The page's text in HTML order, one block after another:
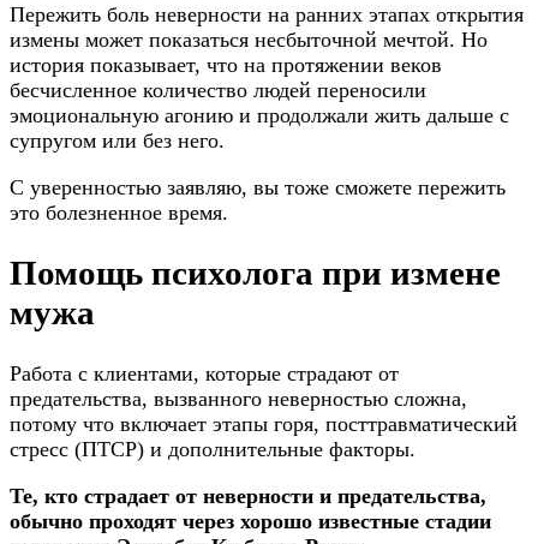
Пережить боль неверности на ранних этапах открытия
измены может показаться несбыточной мечтой. Но
история показывает, что на протяжении веков
бесчисленное количество людей переносили
эмоциональную агонию и продолжали жить дальше с
супругом или без него.
С уверенностью заявляю, вы тоже сможете пережить
это болезненное время.
Помощь психолога при измене
мужа
Работа с клиентами, которые страдают от
предательства, вызванного неверностью сложна,
потому что включает этапы горя, посттравматический
стресс (ПТСР) и дополнительные факторы.
Те, кто страдает от неверности и предательства,
обычно проходят через хорошо известные стадии